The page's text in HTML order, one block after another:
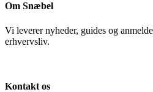
Om Snæbel
Vi leverer nyheder, guides og
erhvervsliv.
Kontakt os